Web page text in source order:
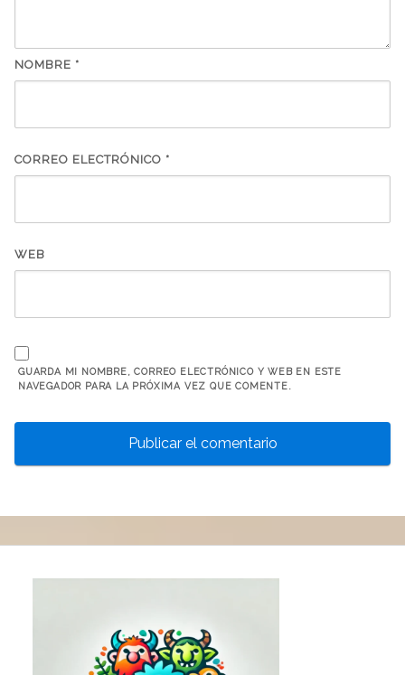
NOMBRE *
CORREO ELECTRÓNICO *
WEB
GUARDA MI NOMBRE, CORREO ELECTRÓNICO Y WEB EN ESTE
NAVEGADOR PARA LA PRÓXIMA VEZ QUE COMENTE.